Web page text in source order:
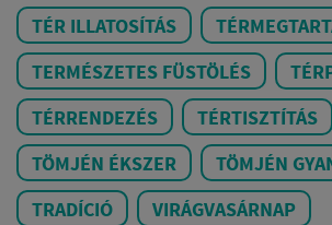
TÉR ILLATOSÍTÁS
TERMÉSZETES FÜSTÖLÉS
TÉRRENDEZÉS
TÉRTISZTÍTÁS
TÖMJÉN ÉKSZER
TÖMJÉN
TRADÍCIÓ
VIRÁGVASÁRNAP